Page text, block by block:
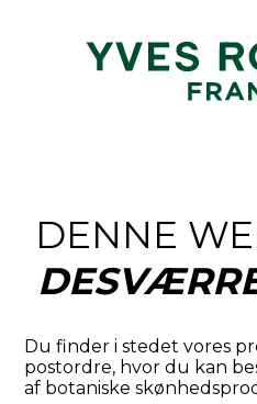
DENNE
Du finder i stedet vores
postordre, hvor du kan
af botaniske